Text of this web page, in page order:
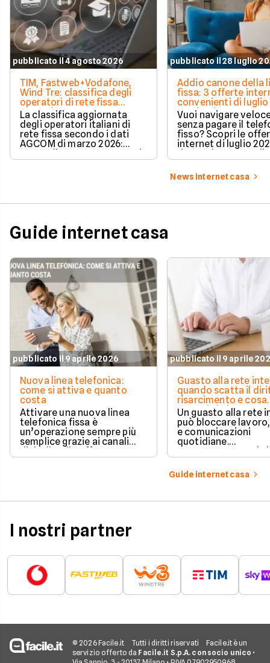
pubblicato il 4 agosto 2026
TIM, Fastweb+Vodafone,
Wind Tre: classifica degli
operatori di rete fissa
secondo AGCOM
La classifica aggiornata
degli operatori italiani di
rete fissa secondo i dati
AGCOM di marzo 2026:
quote di mercato, sorpassi
e new entry.
pubblicato il 28 luglio
Addio canone della
fissa: 3 offerte
convenienti di luglio
partire da 19,95€
Vuoi navigare
senza pagare il
fisso? Scopri le
internet di luglio
risparmiare e
tariffa perfetta per
News internet casa
Guide internet casa
pubblicato il 9 aprile 2026
Nuova linea telefonica:
come si attiva e quanto
costa
Attivare una nuova linea
telefonica fissa è
un’operazione sempre più
semplice grazie ai canali
digitali e alle offerte
integrate con internet casa.
pubblicato il 9 aprile
Guasto alla rete
quando scatta il
risarcimento e cosa
prevede la legge
Un guasto alla rete
può bloccare
e comunicazioni
quotidiane.
Fortunatamente, la
prevede strumenti
per ottenere un
risarcimento in
Guide internet casa
I nostri partner
© 2026 Facile.it Tutti i diritti riservati
Facile.it è un
servizio offerto da Facile.it S.p.A. con socio unico •